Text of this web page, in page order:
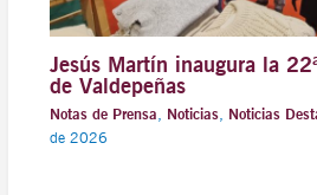
Jesús Martín inaugura la
de Valdepeñas
Notas de Prensa Noticias, Noticias
de 2026